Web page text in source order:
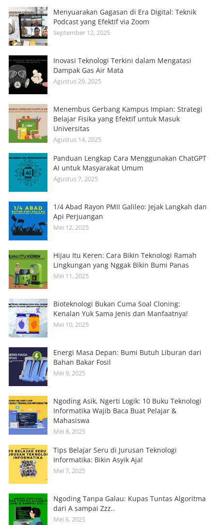
Menyuarakan Gagasan di Era Digital: Teknik
Podcast yang Efektif via Zoom
September 12, 2025
Inovasi Teknologi Terkini dalam Mengatasi
Dampak Gas Air Mata
Agustus 29, 2025
Menembus Gerbang Kampus Impian: Strategi
Belajar Fisika yang Efektif untuk Masuk
Universitas
Agustus 14, 2025
Panduan Lengkap Cara Menggunakan ChatGPT
AI untuk Masyarakat Umum
Agustus 7, 2025
1/4 Abad Rayon PMII Galileo: Jejak Langkah dan
Api Perjuangan
Mei 12, 2025
Hijau Itu Keren: Cara Bikin Teknologi Ramah
Lingkungan yang Nggak Bikin Bumi Panas
Mei 11, 2025
Bioteknologi Bukan Cuma Soal Cloning:
Kenalan Yuk Sama Jenis dan Manfaatnya!
Mei 10, 2025
Energi Masa Depan: Bumi Butuh Liburan dari
Bahan Bakar Fosil
Mei 9, 2025
Ngoding Asik, Ngerti Logik: 10 Buku Teknologi
Informatika Wajib Baca Buat Pelajar &
Mahasiswa
Mei 8, 2025
Tips Belajar Seru di Jurusan Teknologi
Informatika: Bikin Asyik Aja!
Mei 7, 2025
Ngoding Tanpa Galau: Kupas Tuntas Algoritma
dari A sampai Zzz..
Mei 6, 2025